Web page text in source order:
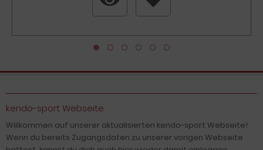
kendo-sport Webseite
Willkommen auf unserer aktualisierten kendo-sport Webseite!
Wenn du bereits Zugangsdaten zu unserer vorigen Webseite